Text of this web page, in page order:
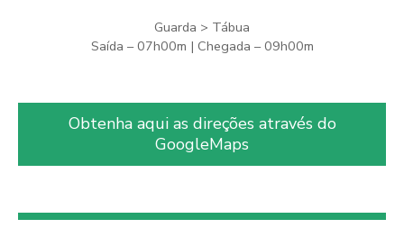
Guarda > Tábua
Saída – 07h00m | Chegada – 09h00m
Obtenha aqui as direções através do
GoogleMaps